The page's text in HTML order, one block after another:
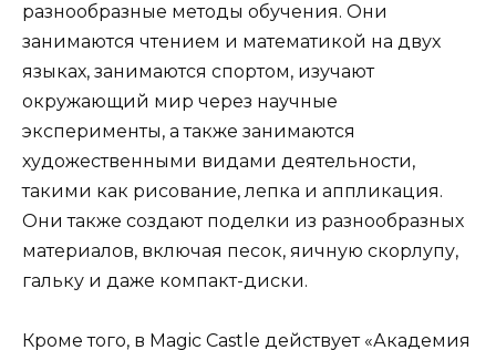
разнообразные методы обучения. Они
занимаются чтением и математикой на двух
языках, занимаются спортом, изучают
окружающий мир через научные
эксперименты, а также занимаются
художественными видами деятельности,
такими как рисование, лепка и аппликация.
Они также создают поделки из разнообразных
материалов, включая песок, яичную скорлупу,
гальку и даже компакт-диски.
Кроме того, в Magic Castle действует «Академия